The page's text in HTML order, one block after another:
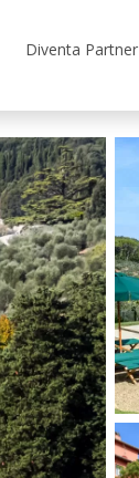
Diventa Partner